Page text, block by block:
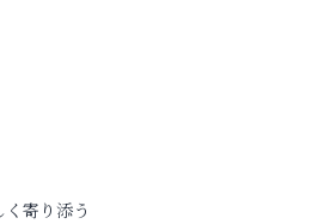
寄り添う